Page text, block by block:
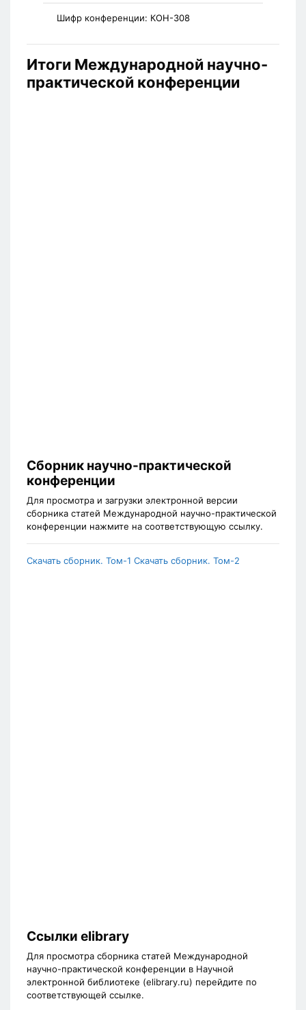
Шифр конференции: КОН-308
Итоги Международной научно-
практической конференции
Сборник научно-практической
конференции
Для просмотра и загрузки электронной версии
сборника статей Международной научно-практической
конференции нажмите на соответствующую ссылку.
Скачать сборник. Том-1 Скачать сборник. Том-2
Ссылки elibrary
Для просмотра сборника статей Международной
научно-практической конференции в Научной
электронной библиотеке (elibrary.ru) перейдите по
соответствующей ссылке.